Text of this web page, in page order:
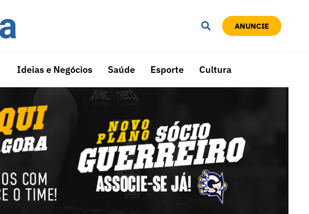
ANUNCIE
Ideias e Negócios Saúde Esporte Cultura